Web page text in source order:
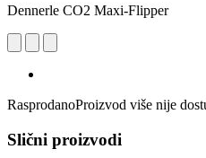
Dennerle CO2 Maxi-Flipper
RasprodanoProizvod više nije
Slični proizvodi